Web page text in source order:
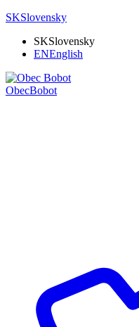
SKSlovensky
SKSlovensky
ENEnglish
ObecBobot